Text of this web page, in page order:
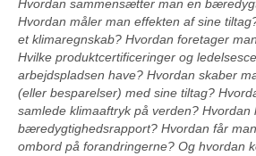
Hvordan sammensætter man en
Hvordan måler man effekten af sine
et klimaregnskab? Hvordan foretager
Hvilke produktcertificeringer og
arbejdspladsen have? Hvordan skaber
(eller besparelser) med sine tiltag?
samlede klimaaftryk på verden? Hvordan
bæredygtighedsrapport? Hvordan får
ombord på forandringerne? Og hvordan